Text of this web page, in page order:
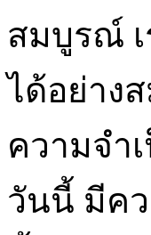
สมบูรณ์ เ
ได้อย่าง
ความจำ
วันนี้ มีค